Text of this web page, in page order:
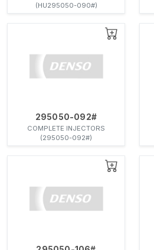
(HU295050-090#)
295050-092#
COMPLETE INJECTORS
(295050-092#)